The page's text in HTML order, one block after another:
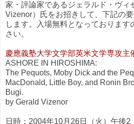
家・評論家であるジェラルド・ヴィ
Vizenor）氏をお招きして、下記の
します。入場無料となっております
さい。
慶應義塾大学文学部英米文学専攻主
ASHORE IN HIROSHIMA:
The Pequots, Moby Dick and the
MacDonald, Little Boy, and Ronin
Bugi.
by Gerald Vizenor
日時：2004年10月26日（火）午後2